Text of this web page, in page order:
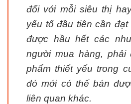
đối với mỗi siêu thị
yếu tố đầu tiên cần
được hầu hết các
người mua hàng,
phẩm thiết yếu trong
đó mới có thể bán
liên quan khác.